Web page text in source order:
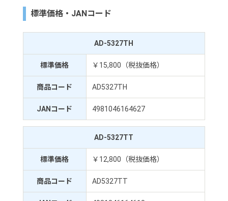
標準価格・JANコード
AD-5327TH
標準価格 ￥15,800（税抜価格）
商品コード AD5327TH
JANコード 4981046164627
AD-5327TT
標準価格 ￥12,800（税抜価格）
商品コード AD5327TT